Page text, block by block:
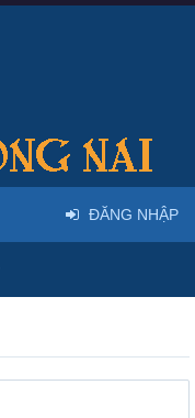
phụ kiện thời trang
ĐĂNG NHẬP